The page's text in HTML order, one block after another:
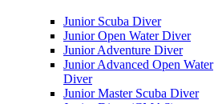
Junior Scuba Diver
Junior Open Water Diver
Junior Adventure Diver
Junior Advanced Open Water
Diver
Junior Master Scuba Diver